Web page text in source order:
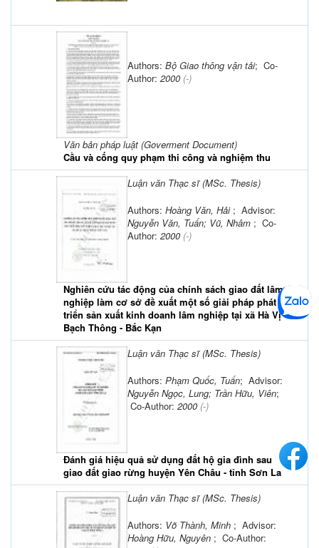
Văn bản pháp luật (Goverment Document)
Cầu và cống quy phạm thi công và nghiệm thu
Authors: Bộ Giao thông vận tải; Co-
Author: 2000 (-)
Luận văn Thạc sĩ (MSc. Thesis)
Nghiên cứu tác động của chính sách giao đất lâm
nghiệp làm cơ sở đề xuất một số giải pháp phát
triển sản xuất kinh doanh lâm nghiệp tại xã Hà Vị -
Bạch Thông - Bắc Kạn
Authors: Hoàng Văn, Hải ; Advisor:
Nguyễn Văn, Tuấn; Vũ, Nhâm ; Co-
Author: 2000 (-)
Luận văn Thạc sĩ (MSc. Thesis)
Đánh giá hiệu quả sử dụng đất hộ gia đình sau
giao đất giao rừng huyện Yên Châu - tỉnh Sơn La
Authors: Phạm Quốc, Tuấn; Advisor:
Nguyễn Ngọc, Lung; Trần Hữu, Viên;
Co-Author: 2000 (-)
Luận văn Thạc sĩ (MSc. Thesis)
Authors: Võ Thành, Minh ; Advisor:
Hoàng Hữu, Nguyên ; Co-Author: